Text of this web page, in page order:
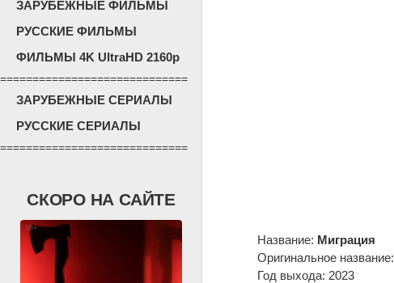
ЗАРУБЕЖНЫЕ ФИЛЬМЫ
РУССКИЕ ФИЛЬМЫ
ФИЛЬМЫ 4K UltraHD 2160p
=============================
ЗАРУБЕЖНЫЕ СЕРИАЛЫ
РУССКИЕ СЕРИАЛЫ
=============================
СКОРО НА САЙТЕ
Название: Миграция
Оригинальное название:
Год выхода: 2023